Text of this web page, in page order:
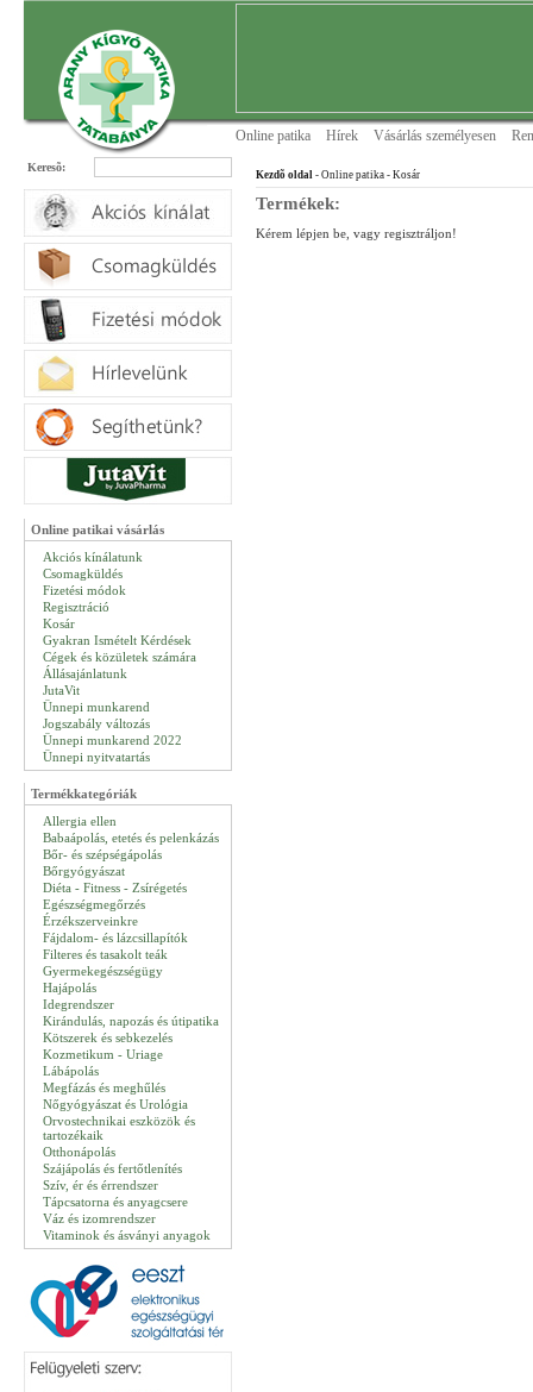
Online patika Hírek Vásárlás személyesen
Keresõ:
Online patikai vásárlás
Akciós kínálatunk
Csomagküldés
Fizetési módok
Regisztráció
Kosár
Gyakran Ismételt Kérdések
Cégek és közületek számára
Állásajánlatunk
JutaVit
Ünnepi munkarend
Jogszabály változás
Ünnepi munkarend 2022
Ünnepi nyitvatartás
Termékkategóriák
Allergia ellen
Babaápolás, etetés és pelenkázás
Bőr- és szépségápolás
Bőrgyógyászat
Diéta - Fitness - Zsírégetés
Egészségmegőrzés
Érzékszerveinkre
Fájdalom- és lázcsillapítók
Filteres és tasakolt teák
Gyermekegészségügy
Hajápolás
Idegrendszer
Kirándulás, napozás és útipatika
Kötszerek és sebkezelés
Kozmetikum - Uriage
Lábápolás
Megfázás és meghűlés
Nőgyógyászat és Urológia
Orvostechnikai eszközök és
tartozékaik
Otthonápolás
Szájápolás és fertőtlenítés
Szív, ér és érrendszer
Tápcsatorna és anyagcsere
Váz és izomrendszer
Vitaminok és ásványi anyagok
Kezdõ oldal - Online patika - Kosár
Termékek:
Kérem lépjen be, vagy regisztráljon!